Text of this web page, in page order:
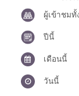
ผู้เข้าชมทั้
ปีนี้
เดือนนี้
วันนี้